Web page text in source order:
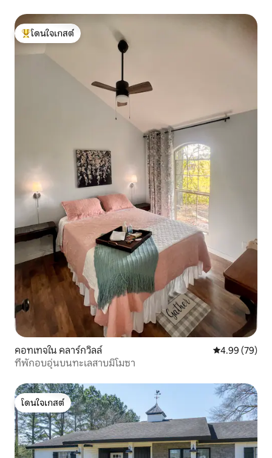
โดนใจเกสต์ที่สุด
โดนใจเกสต์
คอทเทจใน คลาร์กวิลล์ คะแนนเฉลี่ย
4.99 (79)
ที่พักอบอุ่นบนทะเลสาบมิโมซา
โดนใจเกสต์
โดนใจเกสต์